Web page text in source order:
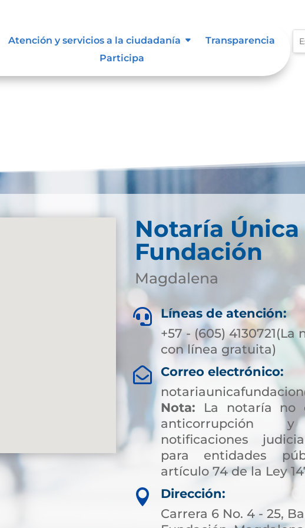
Atención y servicios a la ciudadanía
Transparencia
Participa
niñas y adolescentes
Notaría Única
Fundación
Magdalena
 Líneas de atención:
+57 - (605)
con línea gratuita)

Correo electrónico:
Nota: La notaría no
notificaciones
para entidades
artículo 74 de la Ley

Dirección:
Carrera 6 No. 4 - 25,